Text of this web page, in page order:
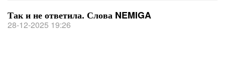
Так и не ответила. Слова NEMIGA
28-12-2025 19:26